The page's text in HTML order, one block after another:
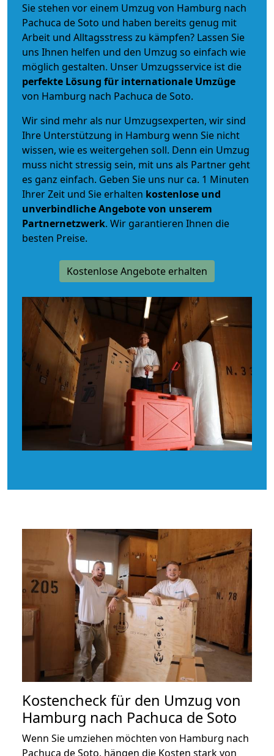
Sie stehen vor einem Umzug von Hamburg nach
Pachuca de Soto und haben bereits genug mit
Arbeit und Alltagsstress zu kämpfen? Lassen Sie
uns Ihnen helfen und den Umzug so einfach wie
möglich gestalten. Unser Umzugsservice ist die
perfekte Lösung für internationale Umzüge
von Hamburg nach Pachuca de Soto.
Wir sind mehr als nur Umzugsexperten, wir sind
Ihre Unterstützung in Hamburg wenn Sie nicht
wissen, wie es weitergehen soll. Denn ein Umzug
muss nicht stressig sein, mit uns als Partner geht
es ganz einfach. Geben Sie uns nur ca. 1 Minuten
Ihrer Zeit und Sie erhalten kostenlose und
unverbindlicheAngebote von unserem
Partnernetzwerk. Wir garantieren Ihnen die
besten Preise.
Kostenlose Angebote erhalten
Kostencheck für den Umzug von
Hamburg nach Pachuca de Soto
Wenn Sie umziehen möchten von Hamburg nach
Pachuca de Soto, hängen die Kosten stark von